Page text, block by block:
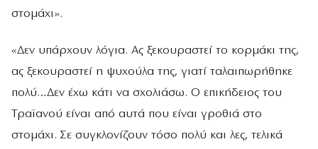
στομάχι».
«Δεν υπάρχουν λόγια. Ας ξεκουραστεί το κορμάκι της,
ας ξεκουραστεί η ψυχούλα της, γιατί ταλαιπωρήθηκε
πολύ…Δεν έχω κάτι να σχολιάσω. Ο επικήδειος του
Τραϊανού είναι από αυτά που είναι γροθιά στο
στομάχι. Σε συγκλονίζουν τόσο πολύ και λες, τελικά